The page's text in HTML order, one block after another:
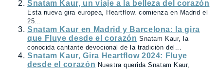
Snatam Kaur, un viaje a la belleza del corazón
Esta nueva gira europea, Heartflow. comienza en Madrid el
25...
Snatam Kaur en Madrid y Barcelona: la gira
que Fluye desde el corazón Snatam Kaur, la
conocida cantante devocional de la tradición del...
Snatam Kaur, Gira Heartflow 2024: Fluye
desde el corazón Nuestra querida Snatam Kaur,